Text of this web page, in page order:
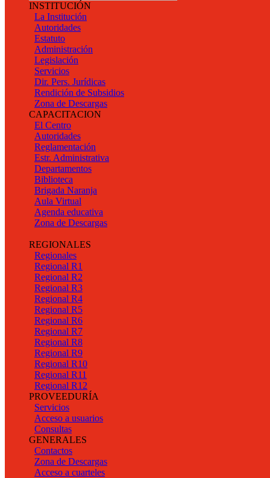
INSTITUCIÓN
La Institución
Autoridades
Estatuto
Administración
Legislación
Servicios
Dir. Pers. Jurídicas
Rendición de Subsidios
Zona de Descargas
CAPACITACION
El Centro
Autoridades
Reglamentación
Estr. Administrativa
Departamentos
Biblioteca
Brigada Naranja
Aula Virtual
Agenda educativa
Zona de Descargas
REGIONALES
Regionales
Regional R1
Regional R2
Regional R3
Regional R4
Regional R5
Regional R6
Regional R7
Regional R8
Regional R9
Regional R10
Regional R11
Regional R12
PROVEEDURÍA
Servicios
Acceso a usuarios
Consultas
GENERALES
Contactos
Zona de Descargas
Acceso a cuarteles